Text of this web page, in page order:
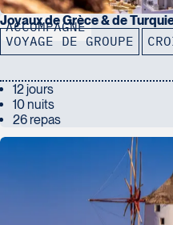
ACCOMPAGNÉ
Joyaux de Grèce & de
VOYAGE DE GROUPE
12 jours
10 nuits
26 repas